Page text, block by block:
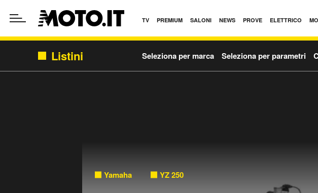
TV PREMIUM SALONI NEWS PROVE ELETTRICO
Listini Seleziona per marca Seleziona per parametri
Yamaha YZ 250